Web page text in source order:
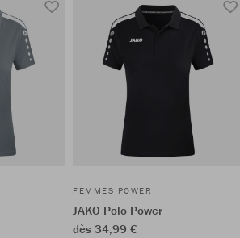
FEMMES POWER
JAKO Polo Power
dès 34,99 €